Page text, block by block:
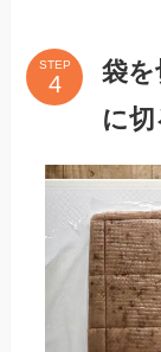
STEP
袋を
に切